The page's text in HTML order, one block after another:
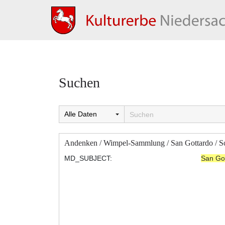
Suchen
Andenken / Wimpel-Sammlung / San Gottardo /
MD_SUBJECT: San